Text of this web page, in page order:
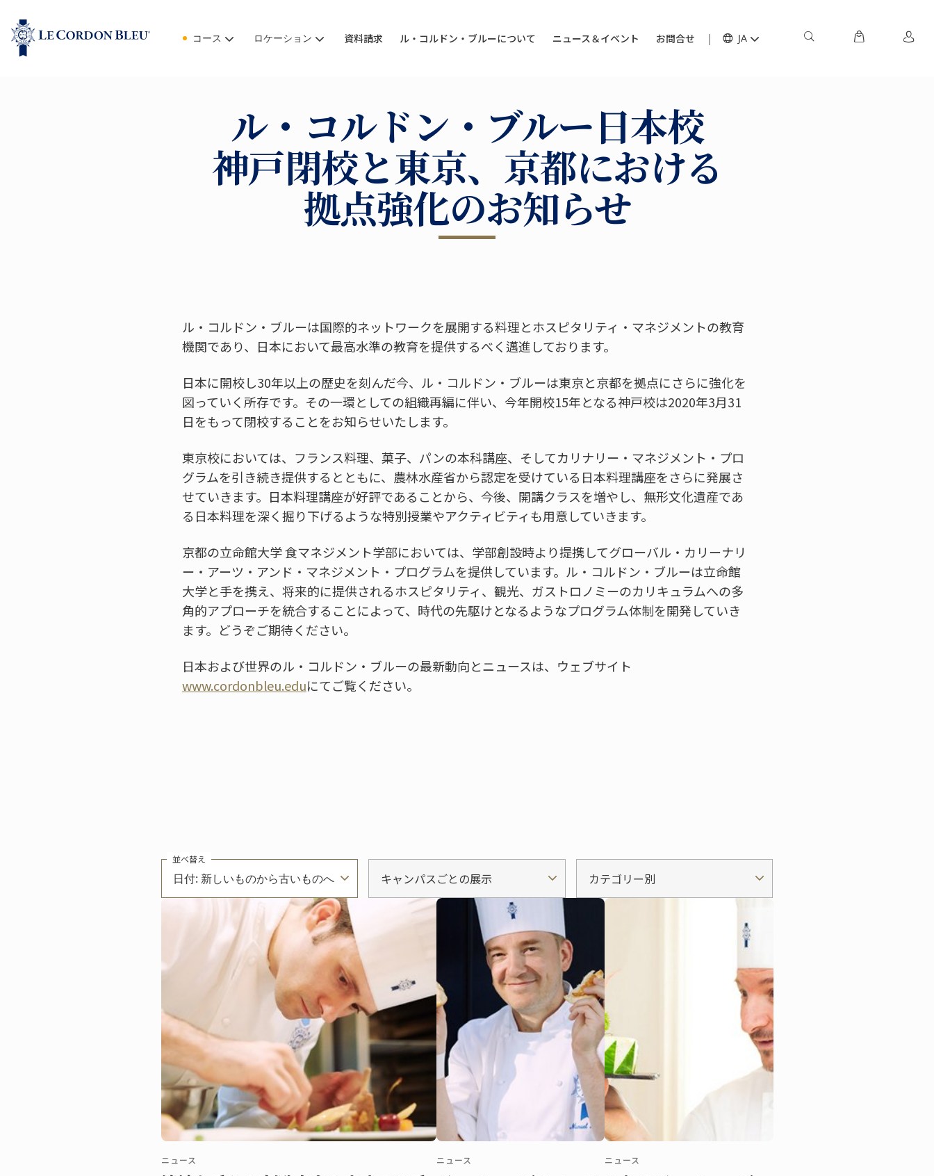
コース ロケーション 資料請求 ル・コルドン・ブルーについて ニュース＆イベント お問合せ JA
ル・コルドン・ブルー日本校
神戸閉校と東京、京都における
拠点強化のお知らせ
ル・コルドン・ブルーは国際的ネットワークを展開する料理とホスピタリティ・マネジメントの教育
機関であり、日本において最高水準の教育を提供するべく邁進しております。
日本に開校し30年以上の歴史を刻んだ今、ル・コルドン・ブルーは東京と京都を拠点にさらに強化を
図っていく所存です。その一環としての組織再編に伴い、今年開校15年となる神戸校は2020年3月31
日をもって閉校することをお知らせいたします。
東京校においては、フランス料理、菓子、パンの本科講座、そしてカリナリー・マネジメント・プロ
グラムを引き続き提供するとともに、農林水産省から認定を受けている日本料理講座をさらに発展さ
せていきます。日本料理講座が好評であることから、今後、開講クラスを増やし、無形文化遺産であ
る日本料理を深く掘り下げるような特別授業やアクティビティも用意していきます。
京都の立命館大学 食マネジメント学部においては、学部創設時より提携してグローバル・カリーナリ
ー・アーツ・アンド・マネジメント・プログラムを提供しています。ル・コルドン・ブルーは立命館
大学と手を携え、将来的に提供されるホスピタリティ、観光、ガストロノミーのカリキュラムへの多
角的アプローチを統合することによって、時代の先駆けとなるようなプログラム体制を開発していき
ます。どうぞご期待ください。
日本および世界のル・コルドン・ブルーの最新動向とニュースは、ウェブサイト
www.cordonbleu.eduにてご覧ください。
日付: 新しいものから古いものへ
並べ替え
キャンパスごとの展示 カテゴリー別
ニュース ニュース ニュース